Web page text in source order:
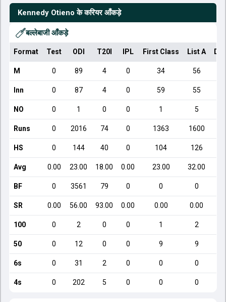
Kennedy Otieno के करियर आँकड़े
बल्लेबाजी आँकड़े
Format Test ODI T20I IPL First Class List A
M 0 89 4 0 34 56
Inn 0 87 4 0 59 55
NO 0 1 0 0 1 5
Runs 0 2016 74 0 1363 1600
HS 0 144 40 0 104 126
Avg 0.00 23.00 18.00 0.00 23.00 32.00
BF 0 3561 79 0 0 0
SR 0.00 56.00 93.00 0.00 0.00 0.00
100 0 2 0 0 1 2
50 0 12 0 0 9 9
6s 0 31 2 0 0 0
4s 0 202 5 0 0 0